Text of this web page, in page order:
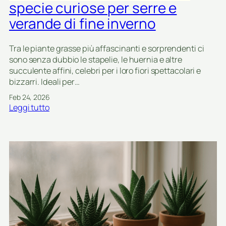
l
l
e
i
o
n
i
d
i
a
n
g
r
a
s
c
t
u
e
f
e
r
o
c
t
n
v
a
s
specie curiose per serre e
verande di fine inverno
Tra le piante grasse più affascinanti e sorprendenti ci
sono senza dubbio le stapelie, le huernia e altre
succulente affini, celebri per i loro fiori spettacolari e
bizzarri. Ideali per…
Feb 24, 2026
Leggi tutto:
l
a
r
e
s